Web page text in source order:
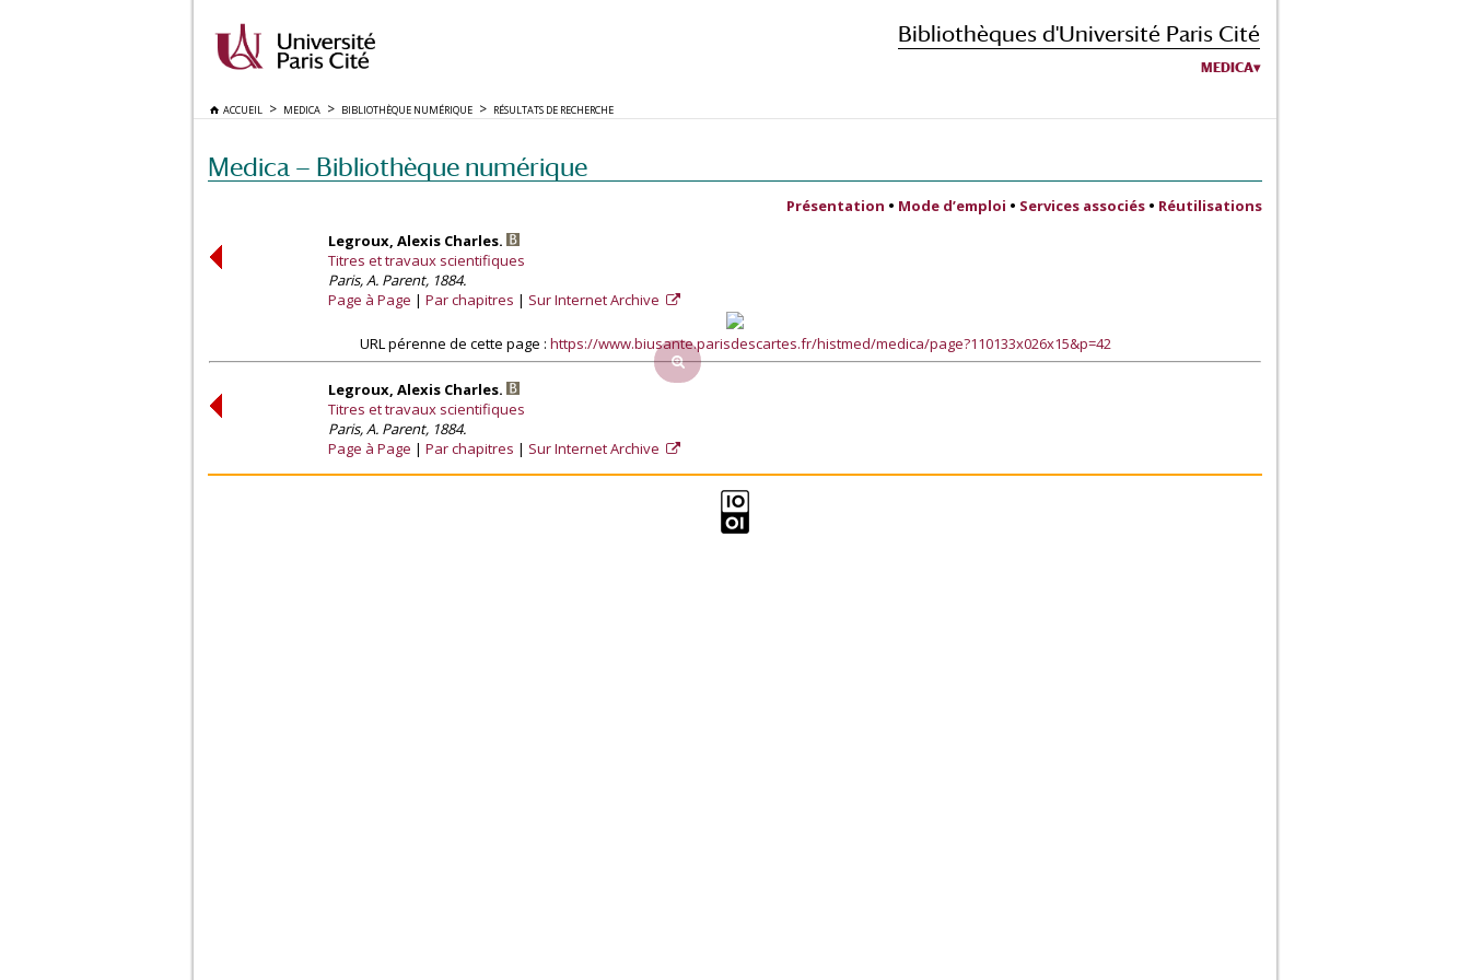
Bibliothèques d'Université Paris Cité
MEDICA
ACCUEIL MEDICA BIBLIOTHÈQUE NUMÉRIQUE RÉSULTATS DE RECHERCHE
Medica — Bibliothèque numérique
Présentation • Mode d’emploi • Services associés • Réutilisations
Legroux, Alexis Charles.
Titres et travaux scientifiques
Paris, A. Parent, 1884.
Page à Page
Par chapitres Sur Internet Archive
URL pérenne de cette page : https://www.biusante.parisdescartes.fr/histmed/medica/page?110133x026x15&p=42
Legroux, Alexis Charles.
Titres et travaux scientifiques
Paris, A. Parent, 1884.
Page à Page
Par chapitres Sur Internet Archive